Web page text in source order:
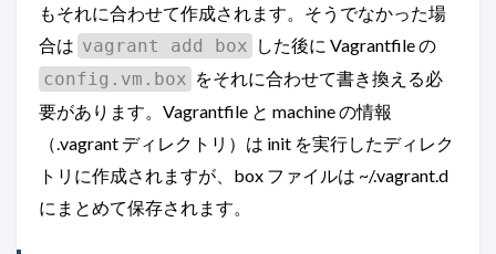
もそれに合わせて作成されます。そうでなかった場
合は vagrant add box した後に Vagrantfile の
config.vm.box をそれに合わせて書き換える必
要があります。Vagrantfile と machine の情報
（.vagrant ディレクトリ）は init を実行したディレク
トリに作成されますが、box ファイルは ~/.vagrant.d
にまとめて保存されます。